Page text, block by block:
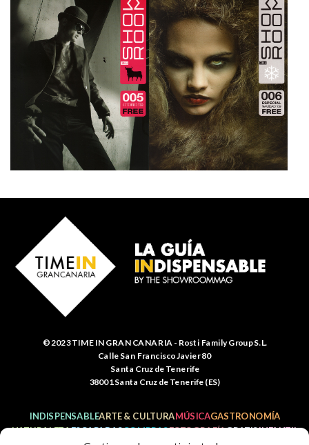
© 2023 TIME IN GRAN CANARIA - Rosti Family Group S.L.
Calle San Francisco Javier 80
Santa Cruz de Tenerife
38001 Santa Cruz de Tenerife (ES)
INDISPENSABLEARTE & CULTURAMÚSICAGASTRONOMÍA
NATURALEZAESCAPADASCOMPRASFOTOGRAFÍAGRATISINFANTIL